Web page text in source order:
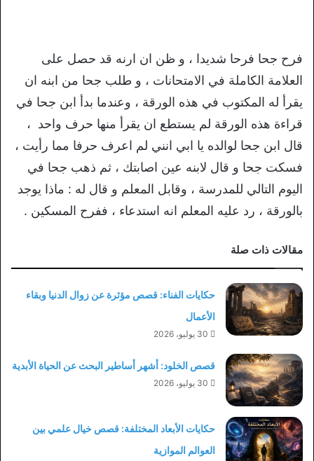
فرح جحا فرحا شديدا ، و ظن ان ارنه قد حصل على
العلامة الكاملة في الامتحانات ، و طلب جحا من ابنه ان
يقرأ له المكتوب في هذه الورقة ، وعندما بدأ ابن جحا في
قراءة هذه الورقة لم يستطع ان يقرأ منها حرف واحد ،
قال ابن جحا لوالده يا ابي انني لم اعرف حرفا مما رأيت ،
فسكت جحا و قال لابنه عين اصابتك ، ثم ذهب جحا في
اليوم التالي للمدرسة ، وقابل المعلم و قال له : ماذا يوجد
بالورقة ، رد عليه المعلم انه استدعاء ، ففرح المسكين .
مقالات ذات صلة
حكايات الفناء: قصص مؤثرة عن زوال الدنيا وبقاء
الأعمال
30 يوليو، 2026
قصص الخلود: أشهر أساطير البحث عن الحياة الأبدية
30 يوليو، 2026
حكايات الأبعاد المختلفة: قصص خيال علمي بين
العوالم الموازية